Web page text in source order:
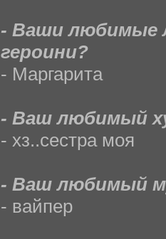
- Ваши любимые
героини?
- Маргарита
- Ваш любимый
- хз..сестра моя
- Ваш любимый
- вайпер